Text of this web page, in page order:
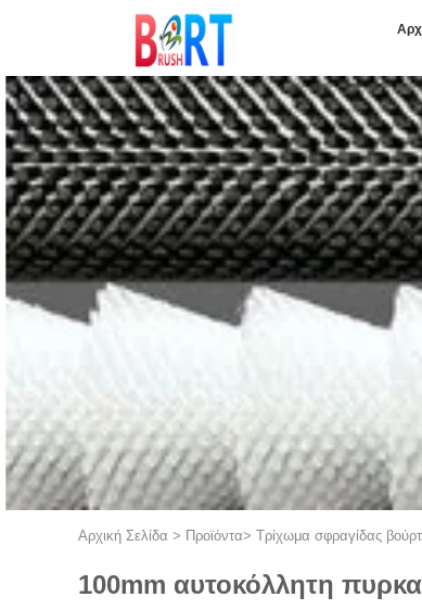
Αρχική Σελίδα > Προϊόντα> Τρίχωμα σφραγίδας
100mm αυτοκόλλητη